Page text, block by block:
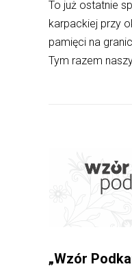
To już ostatnie
karpackiej przy
pamięci na
Tym razem
„Wzór